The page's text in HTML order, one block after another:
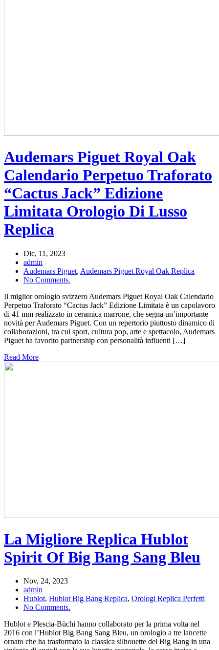
Audemars Piguet Royal Oak
Calendario Perpetuo Traforato
“Cactus Jack” Edizione
Limitata Orologio Di Lusso
Replica
Dic, 11, 2023
admin
Audemars Piguet, Audemars Piguet Royal Oak Replica
No Comments.
Il miglior orologio svizzero Audemars Piguet Royal Oak Calendario
Perpetuo Traforato “Cactus Jack” Edizione Limitata è un capolavoro
di 41 mm realizzato in ceramica marrone, che segna un’importante
novità per Audemars Piguet. Con un repertorio piuttosto dinamico di
collaborazioni, tra cui sport, cultura pop, arte e spettacolo, Audemars
Piguet ha favorito partnership con personalità influenti […]
Read More
La Migliore Replica Hublot
Spirit Of Big Bang Sang Bleu
Nov, 24, 2023
admin
Hublot, Hublot Big Bang Replica, Orologi Replica Perfetti
No Comments.
Hublot e Plescia-Büchi hanno collaborato per la prima volta nel
2016 con l’Hublot Big Bang Sang Bleu, un orologio a tre lancette
ornato che ha trasformato la classica silhouette del Big Bang in una